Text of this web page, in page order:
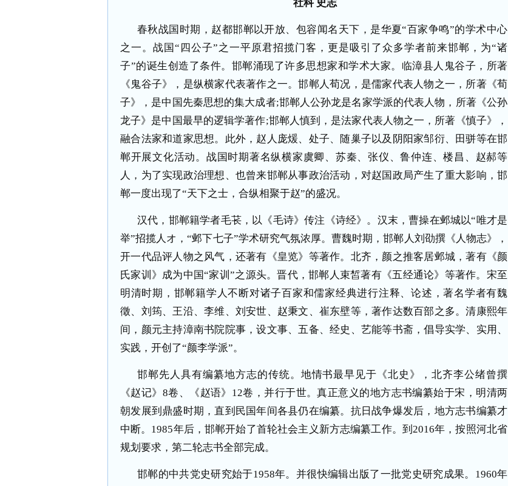
社科 史志
春秋战国时期，赵都邯郸以开放、包容闻名天下，是华夏“百家争鸣”的学术中心
之一。战国 “ 四公子”之一平原君招揽门客，更是吸引了众多学者前来邯郸，为“诸
子”的诞生创造了条件。邯郸涌现了许多思想家和学术大家。临漳县人鬼谷子，所著
《鬼谷子》，是纵横家代表著作之一。邯郸人荀况，是儒家代表人物之一，所著《荀
子》，是中国先秦思想的集大成者;邯郸人公孙龙是名家学派的代表人物，所著《公孙
龙子》是中国最早的逻辑学著作;邯郸人慎到，是法家代表人物之一，所著《慎子》，
融合法家和道家思想。此外，赵人庞煖、处子、随巢子以及阴阳家邹衍、田骈等在邯
郸开展文化活动。战国时期著名纵横家虞卿、苏秦、张仪、鲁仲连、楼昌、赵郝等
人，为了实现政治理想、也曾来邯郸从事政治活动，对赵国政局产生了重大影响，邯
郸一度出现了“天下之士，合纵相聚于赵”的盛况。
汉代，邯郸籍学者毛苌，以《毛诗》传注《诗经》。汉末，曹操在邺城以“唯才是
举”招揽人オ，“邺下七子”学术研究气氛浓厚。曹魏时期，邯郸人刘劭撰《人物志》，
开一代品评人物之风气，还著有《皇览》等著作。北齐，颜之推客居邺城，著有《颜
氏家训》成为中国“家训 ”之源头。晋代，邯郸人束皙著有《五经通论》等著作。宋至
明清时期，邯郸籍学人不断对诸子百家和儒家经典进行注释、论述，著名学者有魏
徵、刘筠、王沿、李维、刘安世、赵秉文、崔东壁等，著作达数百部之多。清康熙年
间，颜元主持漳南书院院事，设文事、五备、经史、艺能等书斋，倡导实学、实用、
实践，开创了“颜李学派”。
邯郸先人具有编纂地方志的传统。地情书最早见于《北史》，北齐李公绪曾撰
《赵记》 8卷、《赵语》 12卷，并行于世。真正意义的地方志书编纂始于宋，明清两
朝发展到鼎盛时期，直到民国年间各县仍在编纂。抗日战争爆发后，地方志书编纂才
中断。 1985年后，邯郸开始了首轮社会主义新方志编纂工作。到 2016年，按照河北省
规划要求，第二轮志书全部完成。
邯郸的中共党史研究始于1958年。并很快编辑出版了一批党史研究成果。 1960年